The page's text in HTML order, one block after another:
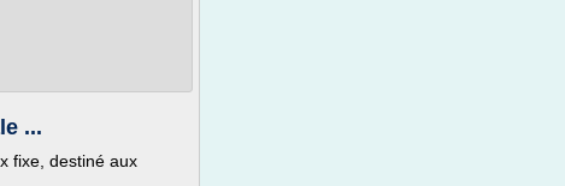
...
fixe, destiné aux